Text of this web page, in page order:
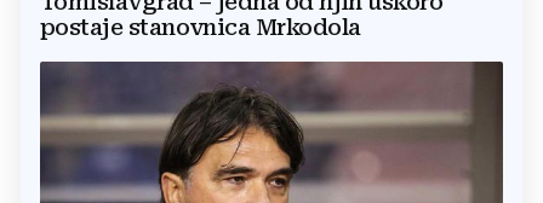
postaje stanovnica Mrkodola